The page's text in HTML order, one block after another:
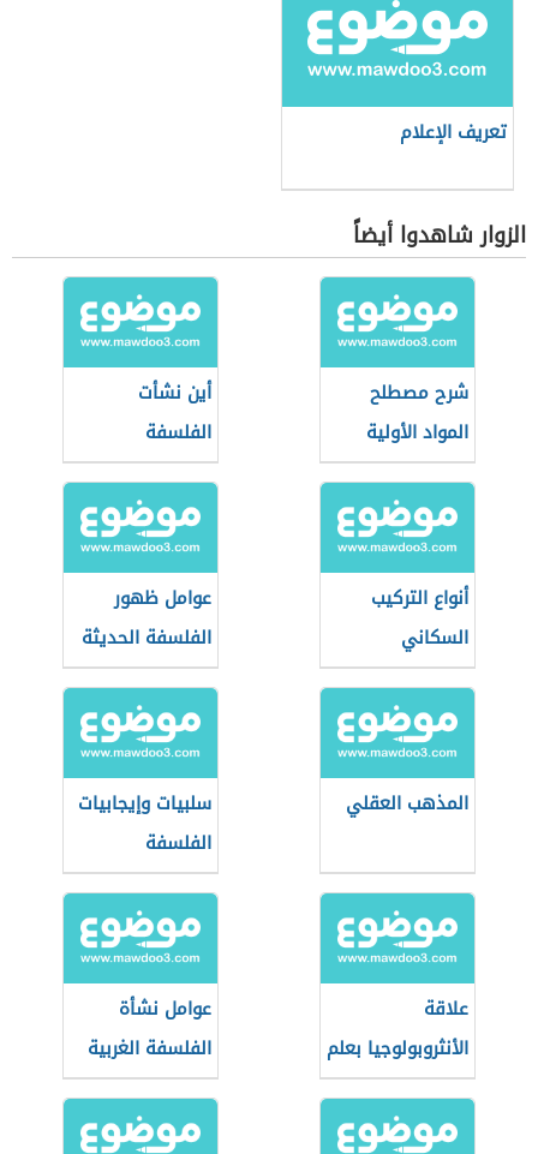
تعريف الإعلام
الزوار شاهدوا أيضاً
شرح مصطلح
المواد الأولية
أين نشأت
الفلسفة
أنواع التركيب
السكاني
عوامل ظهور
الفلسفة الحديثة
المذهب العقلي
سلبيات وإيجابيات
الفلسفة
البراجماتية
علاقة
الأنثروبولوجيا بعلم
الاجتماع
عوامل نشأة
الفلسفة الغربية
الحديثة